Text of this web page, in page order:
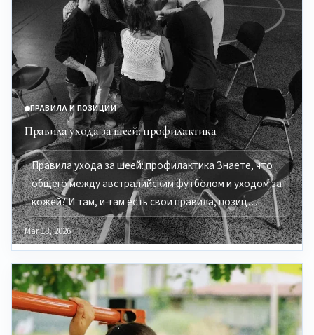
ПРАВИЛА И ПОЗИЦИИ
Правила ухода за шеей: профилактика
Правила ухода за шеей: профилактика Знаете, что
общего между австралийским футболом и уходом за
кожей? И там, и там есть свои правила, позиц…
Mar 18, 2026